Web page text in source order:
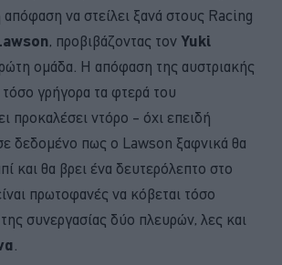
να στείλει ξανά στους Racing
, προβιβάζοντας τον Yuki
ομάδα. Η απόφαση της αυστριακής
γρήγορα τα φτερά του
προκαλέσει ντόρο – όχι επειδή
δεδομένο πως ο Lawson ξαφνικά θα
και θα βρει ένα δευτερόλεπτο στο
πρωτοφανές να κόβεται τόσο
συνεργασίας δύο πλευρών, λες και